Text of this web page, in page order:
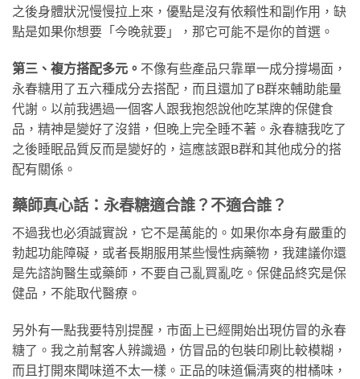
之後身體狀況慢慢拉上來，優點是沒有依賴性和副作用，缺
點是如果你想要「今晚就要」，那它可能不是你的首選。
第三、複方搭配多元。 不像有些產品只靠單一成分撐場面，
永春糖用了五六種成分去搭配，而且還加了B群來輔助能量
代謝。以前我遇過一個客人跟我抱怨說他吃某牌的保健食
品，精神是變好了沒錯，但晚上完全睡不著。永春糖我吃了
之後睡眠品質反而是變好的，這應該跟B群和其他成分的搭
配有關係。
藥師真心話：永春糖適合誰？不適合誰？
不過我也必須誠實說，它不是萬能的。如果你本身有嚴重的
勃起功能障礙，或者長期服用某些慢性病藥物，我建議你還
是先諮詢醫生或藥師，不要自己亂買亂吃。保健品終究是保
健品，不能取代醫療。
另外有一點我要特別提醒，市面上已經開始出現仿冒的永春
糖了。我之前幫客人辨識過，仿冒品的包裝印刷比較模糊，
而且打開來聞味道不太一樣。正品的味道偏清爽的柑橘味，